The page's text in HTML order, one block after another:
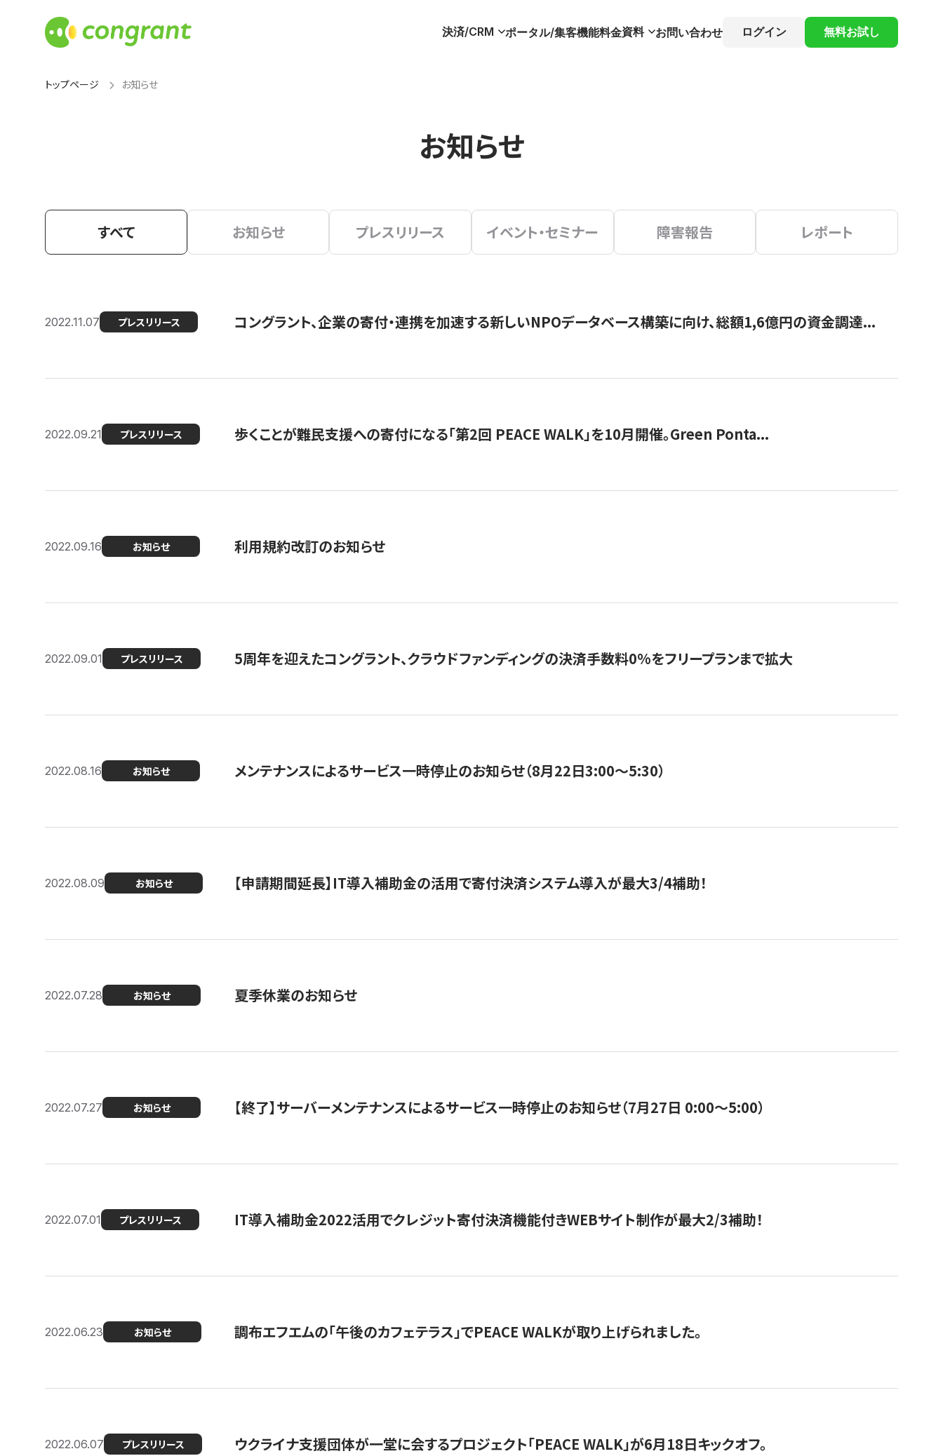
決済/CRM ポータル/集客機能料金資料 お問い合わせ ログイン 無料お試し
トップページ お知らせ
お知らせ
すべて お知らせ プレスリリース イベント・セミナー 障害報告 レポート
2022.11.07 プレスリリース コングラント、企業の寄付・連携を加速する新しいNPOデータベース構築に向け、総額1,6億円の資金調達...
2022.09.21 プレスリリース 歩くことが難民支援への寄付になる「第2回 PEACE WALK」を10月開催。Green Ponta...
2022.09.16 お知らせ 利用規約改訂のお知らせ
2022.09.01 プレスリリース 5周年を迎えたコングラント、クラウドファンディングの決済手数料0%をフリープランまで拡大
2022.08.16 お知らせ メンテナンスによるサービス一時停止のお知らせ（8月22日3:00〜5:30）
2022.08.09 お知らせ 【申請期間延長】IT導入補助金の活用で寄付決済システム導入が最大3/4補助！
2022.07.28 お知らせ 夏季休業のお知らせ
2022.07.27 お知らせ 【終了】サーバーメンテナンスによるサービス一時停止のお知らせ（7月27日 0:00〜5:00）
2022.07.01 プレスリリース IT導入補助金2022活用でクレジット寄付決済機能付きWEBサイト制作が最大2/3補助！
2022.06.23 お知らせ 調布エフエムの「午後のカフェテラス」でPEACE WALKが取り上げられました。
2022.06.07 プレスリリース ウクライナ支援団体が一堂に会するプロジェクト「PEACE WALK」が6月18日キックオフ。